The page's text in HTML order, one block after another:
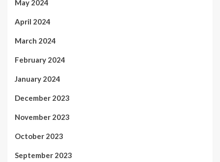
May 2024
April 2024
March 2024
February 2024
January 2024
December 2023
November 2023
October 2023
September 2023